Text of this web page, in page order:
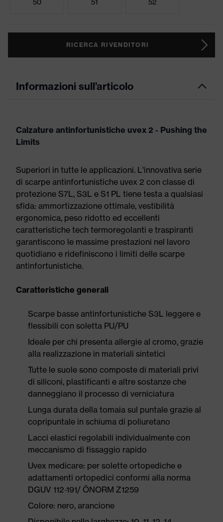
50 51 52
RICERCA RIVENDITORI
Informazioni sull’articolo
Calzature antinfortunistiche uvex 2 - Pushing the
Limits
Superiori in tutte le applicazioni. L'innovativa serie
di scarpe antinfortunistiche uvex 2 con classe di
protezione S7L, S3L e S1 PL tiene testa a qualsiasi
sfida: ammortizzazione ottimale, vestibilità
ergonomica, peso ridotto ed eccellenti
caratteristiche tech termoregolanti e traspiranti
garantiscono le massime prestazioni nel lavoro
quotidiano e ridefiniscono i limiti delle scarpe
antinfortunistiche.
Caratteristiche generali
Scarpe basse antinfortunistiche S3L leggere e
flessibili con soletta PU/PU
Ideale per chi presenta allergie al cromo, grazie
alla realizzazione in materiali sintetici
Tutte le suole sono composte di materiali privi
di siliconi, plastificanti e altre sostanze che
danneggiano il processo di verniciatura
Lunga durata della tomaia sul puntale grazie al
copripuntale in schiuma di poliuretano
Lacci elastici regolabili individualmente con
meccanismo di fissaggio rapido
Uvex medicare: per solette ortopediche e
adattamenti ortopedici conformi alla norma
DGUV 112-191/ ÖNORM Z1259
Colore: nero, arancione